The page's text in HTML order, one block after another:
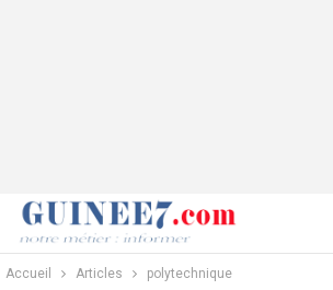
Accueil Articles polytechnique